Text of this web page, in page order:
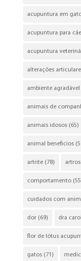
acupuntura em
acupuntura para
acupuntura
alterações
ambiente agradável
animais de
animais idosos(65)
animal beneficios
artrite(78)
comportamento
cuidados com
dor(69) dra
flor de lótus
gatos(71)